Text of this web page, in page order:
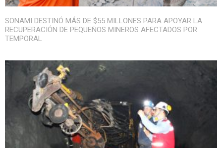
SONAMI DESTINÓ MÁS DE $55 MILLONES PARA APOYAR LA
RECUPERACIÓN DE PEQUEÑOS MINEROS AFECTADOS POR
TEMPORAL